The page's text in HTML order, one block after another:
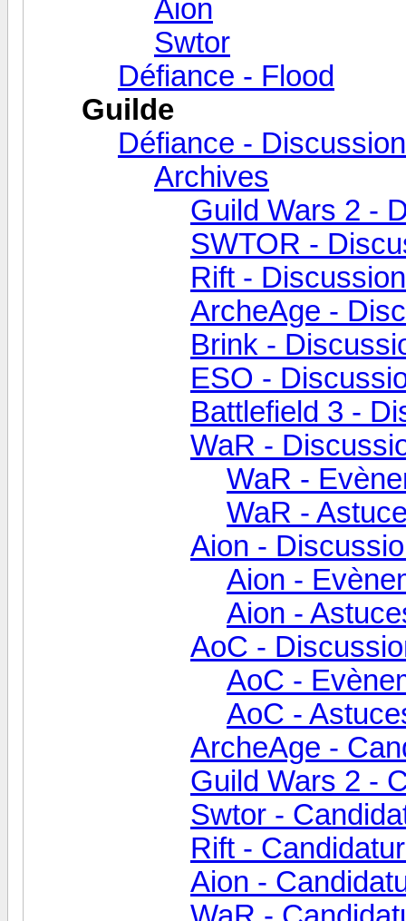
Aion
Swtor
Défiance - Flood
Guilde
Défiance -
Archives
Guild Wars 2 -
SWTOR -
Rift -
ArcheAge -
Brink -
ESO -
Battlefield 3 -
WaR -
WaR -
WaR -
Aion -
Aion -
Aion -
AoC -
AoC -
AoC -
ArcheAge -
Guild Wars 2 -
Swtor -
Rift -
Aion -